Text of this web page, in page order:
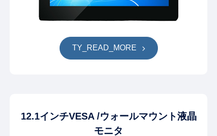
TY_READ_MORE
12.1インチVESA /ウォールマウント液晶
モニタ